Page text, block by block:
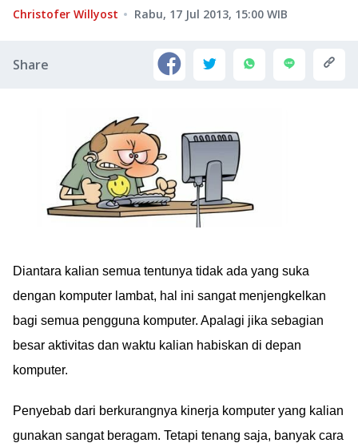
Christofer Willyost Rabu, 17 Jul 2013, 15:00 WIB
Share
Diantara kalian semua tentunya tidak ada yang suka
dengan komputer lambat, hal ini sangat menjengkelkan
bagi semua pengguna komputer. Apalagi jika sebagian
besar aktivitas dan waktu kalian habiskan di depan
komputer.
Penyebab dari berkurangnya kinerja komputer yang kalian
gunakan sangat beragam. Tetapi tenang saja, banyak cara